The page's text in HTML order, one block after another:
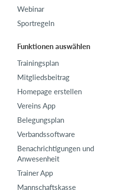
Webinar
Sportregeln
Funktionen auswählen
Trainingsplan
Mitgliedsbeitrag
Homepage erstellen
Vereins App
Belegungsplan
Verbandssoftware
Benachrichtigungen und
Anwesenheit
Trainer App
Mannschaftskasse